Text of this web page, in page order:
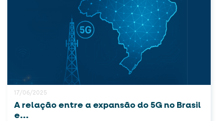
17/06/2025
A relação entre a expansão do 5G no Brasil
e...